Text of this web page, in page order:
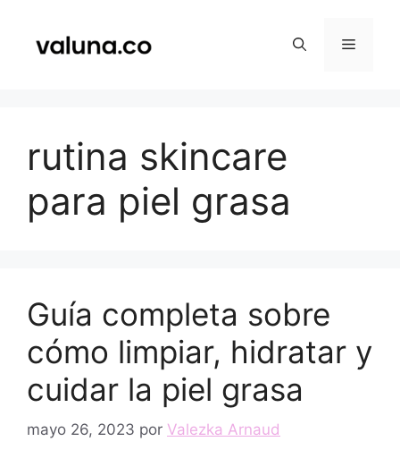
contenido
Menú
rutina skincare
para piel grasa
Guía completa sobre
cómo limpiar, hidratar y
cuidar la piel grasa
mayo 26, 2023 por Valezka Arnaud